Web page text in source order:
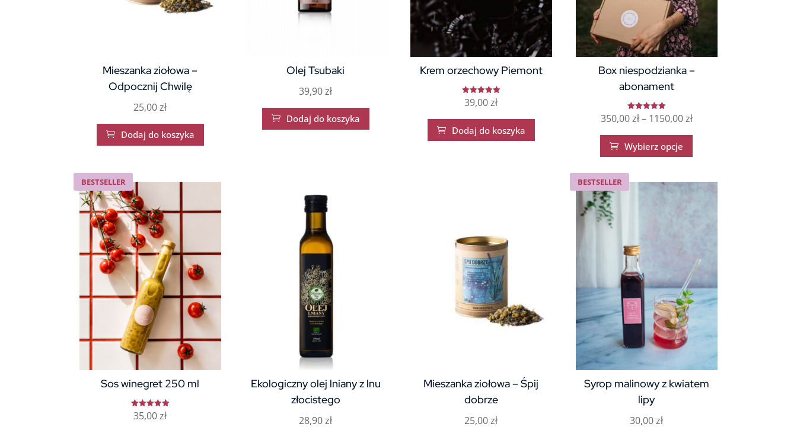
Mieszanka ziołowa –
Odpocznij Chwilę
25,00zł
 Dodaj do koszyka
Olej Tsubaki
39,90zł
 Dodaj do koszyka
Krem orzechowy Piemont
Oceniono
5.00
39,00zł
 Dodaj do koszyka
Box niespodzianka –
abonament
Oceniono
5.00
350,00zł– 1150,00złZakres
cen:
do
1150,00 zł
 Wybierz opcje
Ten
wiele
wariantów.
Opcje
można
stronie
produktu
BESTSELLER
Sos winegret 250 ml
Oceniono
5.00
35,00zł
Ekologiczny olej lniany z lnu
złocistego
28,90zł
Mieszanka ziołowa – Śpij
dobrze
25,00zł
BESTSELLER
Syrop malinowy z kwiatem
lipy
30,00zł